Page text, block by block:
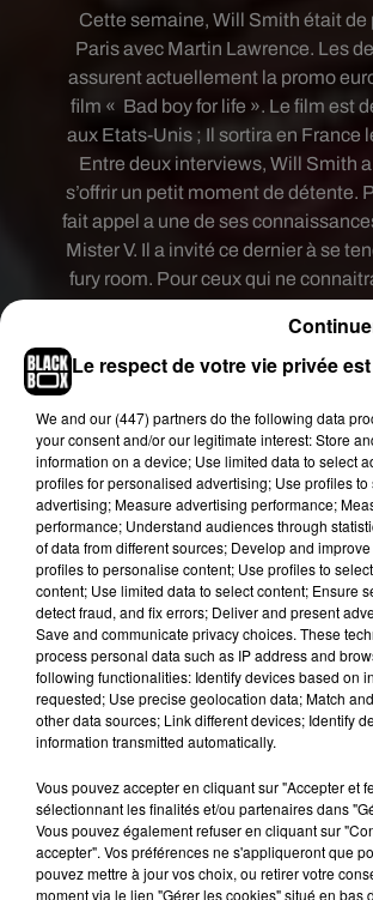
Cette semaine, Will Smith était de
Paris avec Martin Lawrence. Les
assurent actuellement la promo
film « Bad boy for life ». Le film est
aux Etats-Unis ; Il sortira en France
Entre deux interviews, Will Smith
s’offrir un petit moment de détente.
fait appel a une de ses
Mister V. Il a invité ce dernier à se
fury room. Pour ceux qui ne
un lieu où l’on peut se permettre de
Ainsi, Will Smith et Mister V se sont
chacun d’une batte de base-
consciencieusement tout cassé
spécialement aménagée pour eux.
objets mis à disposition, tout y est
en croit leurs visages radieux sur la
ligne, ils se sont beaucoup amusés.
publiée sur la chaîne YouTube de
reprise par Mister V dans un tweet
connu un beau succès. En
atteint plus de 4 millions de vues.
également une belle exposition à
sortir son deuxième album « MVP »
prochain.
Je crois que Will Smith peut
après cette vidéo. Ou alors c’est
https://t.co/tdOJtdqijp
Le respect de votre vie privée
We and our (447) partnersdo the following data
your consent and/or our legitimate interest: Store
information on a device; Use limited data to select
profiles for personalised advertising; Use profiles
advertising; Measure advertising performance;
performance; Understand audiences through
of data from different sources; Develop and
profiles to personalise content; Use profiles to
content; Use limited data to select content; Ensure
detect fraud, and fix errors; Deliver and present
Save and communicate privacy choices. These
process personal data such as IP address and
following functionalities: Identify devices based on
requested; Use precise geolocation data; Match
other data sources; Link different devices; Identify
information transmitted automatically.
Vous pouvez accepter en cliquant sur "Accepter et
sélectionnant les finalités et/ou partenaires dans
Vous pouvez également refuser en cliquant sur
accepter". Vos préférences ne s'appliqueront que
pouvez mettre à jour vos choix, ou retirer votre
moment via le lien "Gérer les cookies" situé en bas